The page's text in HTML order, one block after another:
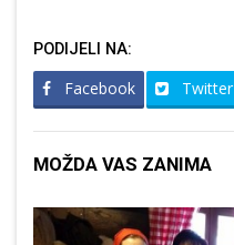
PODIJELI NA:
Facebook Twitter
MOŽDA VAS ZANIMA